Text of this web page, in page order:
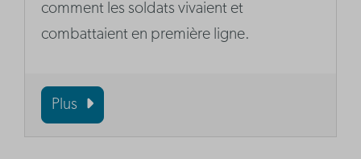
comment les soldats vivaient et
combattaient en première ligne.
Plus